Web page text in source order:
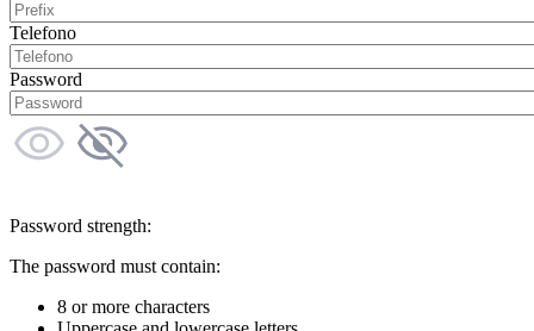
Telefono
Password
Password strength:
The password must contain:
8 or more characters